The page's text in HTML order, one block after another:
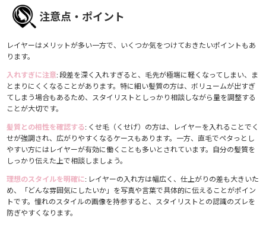
注意点・ポイント
レイヤーはメリットが多い一方で、いくつか気をつけておきたいポイントもあ
ります。
入れすぎに注意: 段差を深く入れすぎると、毛先が極端に軽くなってしまい、ま
とまりにくくなることがあります。特に細い髪質の方は、ボリュームが出すぎ
てしまう場合もあるため、スタイリストとしっかり相談しながら量を調整する
ことが大切です。
髪質との相性を確認する: くせ毛（くせげ）の方は、レイヤーを入れることでく
せが強調され、広がりやすくなるケースもあります。一方、直毛でペタっとし
やすい方にはレイヤーが有効に働くことも多いとされています。自分の髪質を
しっかり伝えた上で相談しましょう。
理想のスタイルを明確に: レイヤーの入れ方は幅広く、仕上がりの差も大きいた
め、「どんな雰囲気にしたいか」を写真や言葉で具体的に伝えることがポイン
トです。憧れのスタイルの画像を持参すると、スタイリストとの認識のズレを
防ぎやすくなります。